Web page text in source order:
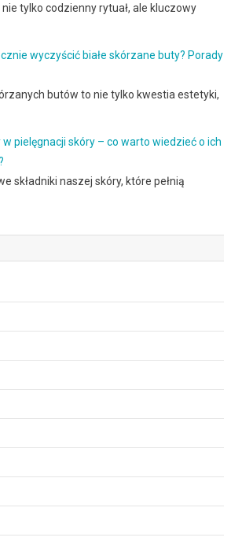
tylko codzienny rytuał, ale kluczowy
wyczyścić białe skórzane buty? Porady
butów to nie tylko kwestia estetyki,
w pielęgnacji skóry – co warto wiedzieć o ich
składniki naszej skóry, które pełnią